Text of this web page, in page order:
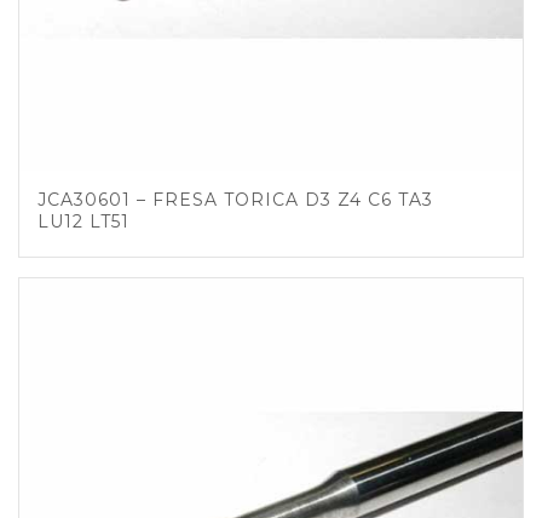
JCA30601 – FRESA TORICA D3 Z4 C6 TA3
LU12 LT51